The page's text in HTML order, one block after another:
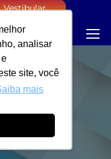
analisar
site, você
mais
Vestibular